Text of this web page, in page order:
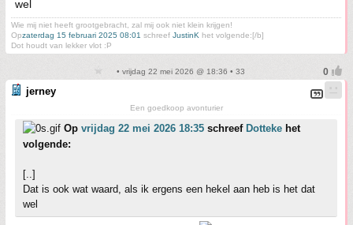
wel
Wie mij niet heeft grootgebracht, zal mij ook niet klein krijgen!
Opzaterdag 15 februari 2025 08:01 schreef JustinK het volgende:[/b]
Dot houdt van lekker vlot :P
• vrijdag 22 mei 2026 @ 18:36 • 33
jerney
Een goedkoop avonturier
Op vrijdag 22 mei 2026 18:35 schreef Dotteke het
volgende:
[..]
Dat is ook wat waard, als ik ergens een hekel aan heb is het dat
wel